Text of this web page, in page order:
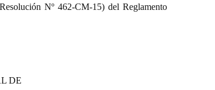
Nº 462-CM-15) del Reglamento
DE